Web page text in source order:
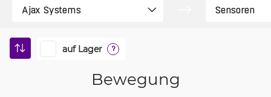
auf Lager ?
Bewegung